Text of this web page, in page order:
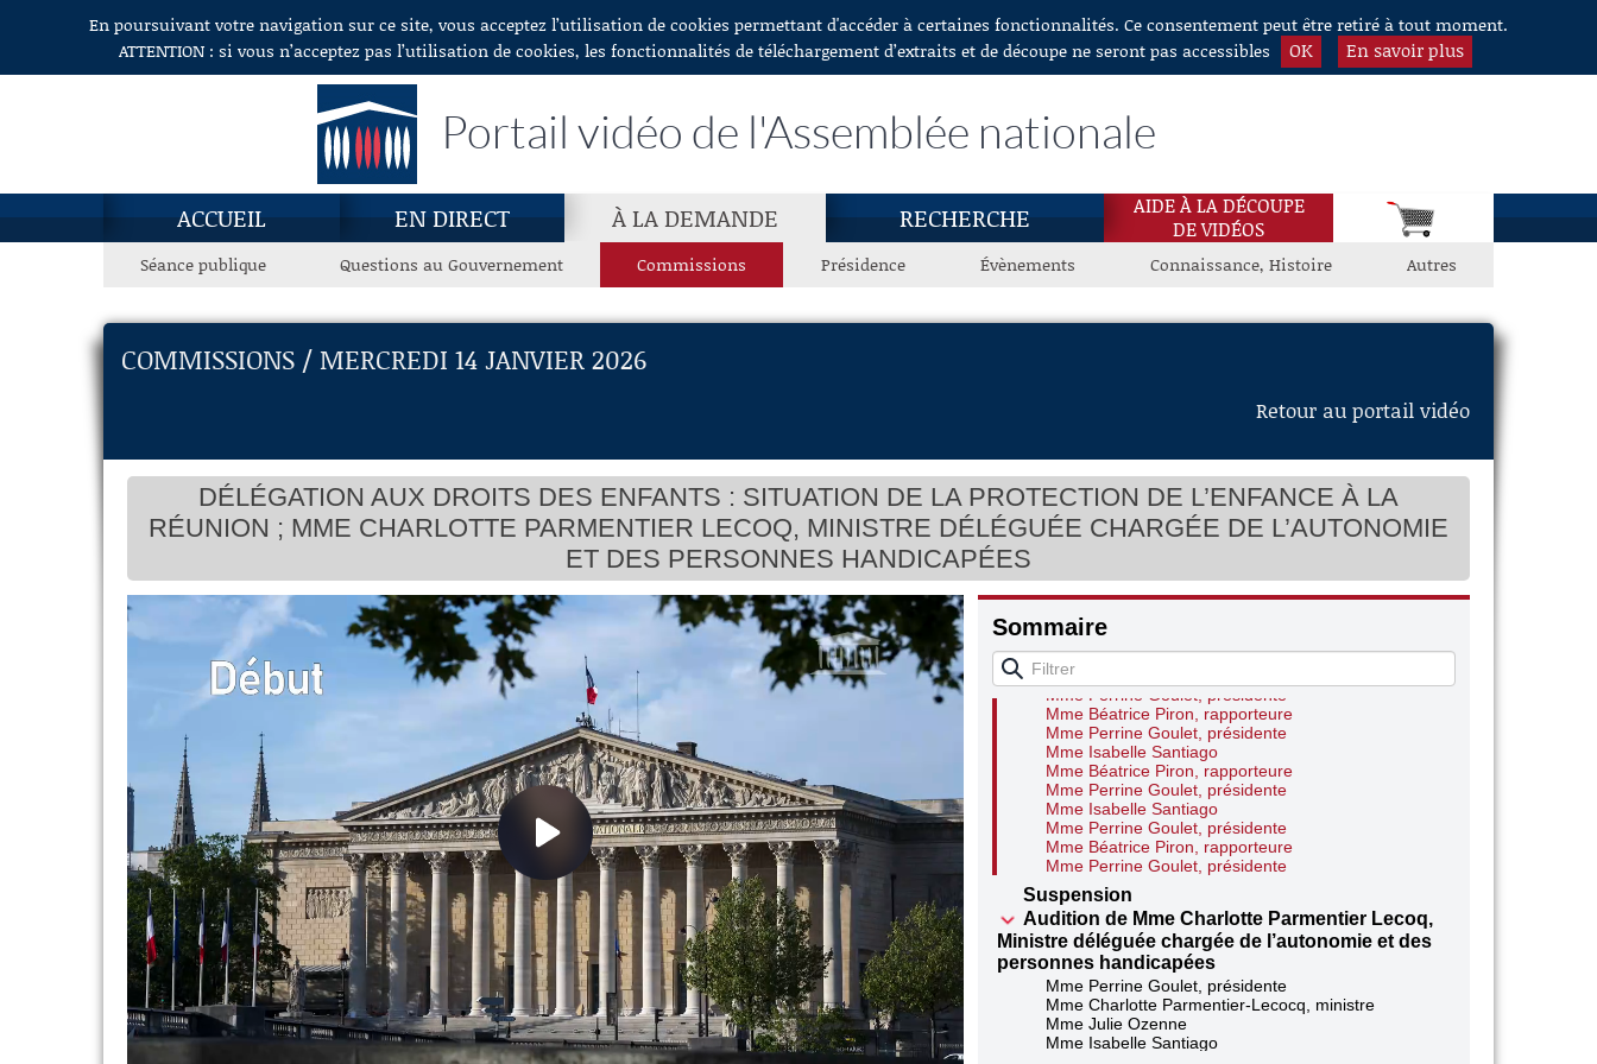
Aller au contenuEn poursuivant votre navigation sur ce site, vous acceptez l’utilisation de cookies permettant d'accéder à certaines fonctionnalités. Ce consentement peut être retiré à tout moment.
ATTENTION : si vous n’acceptez pas l’utilisation de cookies, les fonctionnalités de téléchargement d’extraits et de découpe ne seront pas accessibles
OK En savoir plus
Portail vidéo de l'Assemblée nationale
ACCUEIL EN DIRECT À LA DEMANDE RECHERCHE
AIDE À LA DÉCOUPE
DE VIDÉOS
Séance publique Questions au Gouvernement Commissions Présidence Évènements Connaissance, Histoire Autres
COMMISSIONS / MERCREDI 14 JANVIER 2026
Retour au portail vidéo
DÉLÉGATION AUX DROITS DES ENFANTS : SITUATION DE LA PROTECTION DE L’ENFANCE À LA
RÉUNION ; MME CHARLOTTE PARMENTIER LECOQ, MINISTRE DÉLÉGUÉE CHARGÉE DE L’AUTONOMIE
ET DES PERSONNES HANDICAPÉES
Sommaire
Retour sur le déplacement à La Réunion
effectué par Mmes Perrine Goulet et Béatrice Piron
autour de la situation de la protection de l’enfance
Mme Perrine Goulet, présidente
Mme Béatrice Piron, rapporteure
Mme Perrine Goulet, présidente
Mme Isabelle Santiago
Mme Béatrice Piron, rapporteure
Mme Perrine Goulet, présidente
Mme Isabelle Santiago
Mme Perrine Goulet, présidente
Mme Béatrice Piron, rapporteure
Mme Perrine Goulet, présidente
Suspension
Audition de Mme Charlotte Parmentier Lecoq,
Ministre déléguée chargée de l’autonomie et des
personnes handicapées
Mme Perrine Goulet, présidente
Mme Charlotte Parmentier-Lecocq, ministre
Mme Julie Ozenne
Mme Isabelle Santiago